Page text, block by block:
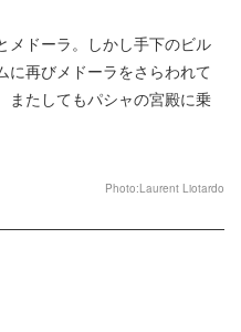
メドーラ。しかし手下のビル
に再びメドーラをさらわれて
またしてもパシャの宮殿に乗
Photo:Laurent Liotardo